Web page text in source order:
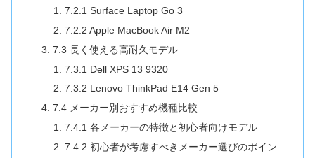
7.2.1 Surface Laptop Go 3
7.2.2 Apple MacBook Air M2
7.3 長く使える高耐久モデル
7.3.1 Dell XPS 13 9320
7.3.2 Lenovo ThinkPad E14 Gen 5
7.4 メーカー別おすすめ機種比較
7.4.1 各メーカーの特徴と初心者向けモデル
7.4.2 初心者が考慮すべきメーカー選びのポイン